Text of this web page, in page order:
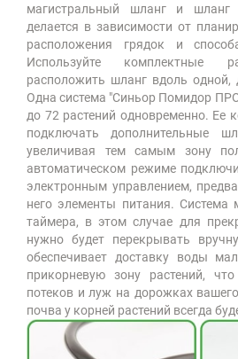
магистральный шланг и
делается в зависимости от
расположения грядок и
Используйте комплектные
расположить шланг вдоль одной,
Одна система "Синьор Помидор
до 72 растений одновременно. Ее
подключать дополнительные
увеличивая тем самым зону
автоматическом режиме
электронным управлением,
него элементы питания. Система
таймера, в этом случае для
нужно будет перекрывать
обеспечивает доставку воды
прикорневую зону растений,
потеков и луж на дорожках
почва у корней растений всегда